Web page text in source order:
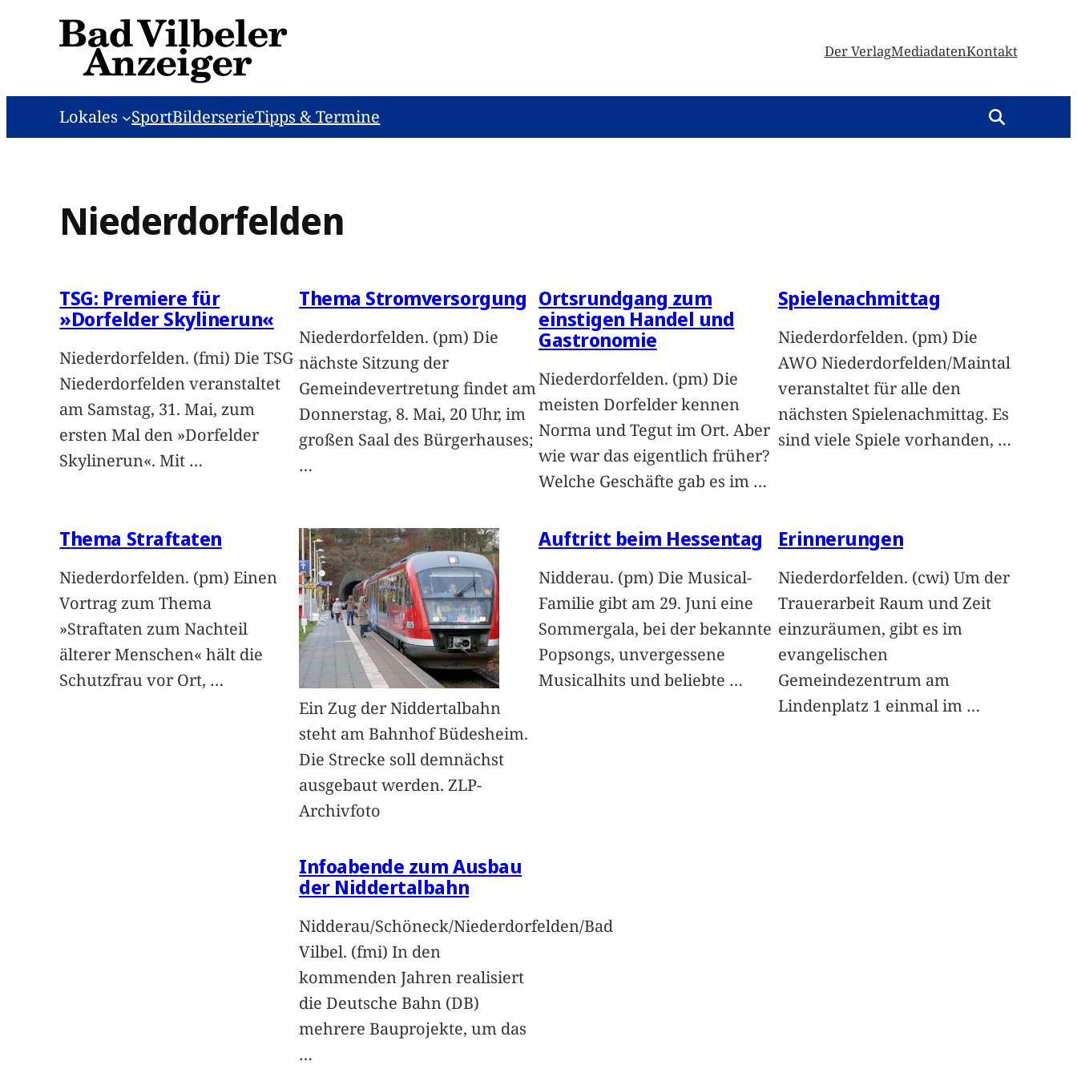
Der VerlagMediadatenKontakt
Lokales SportBilderserieTipps & Termine
Niederdorfelden
TSG: Premiere für
»Dorfelder Skylinerun«
Niederdorfelden. (fmi) Die TSG
Niederdorfelden veranstaltet
am Samstag, 31. Mai, zum
ersten Mal den »Dorfelder
Skylinerun«. Mit …
Thema Stromversorgung
Niederdorfelden. (pm) Die
nächste Sitzung der
Gemeindevertretung findet am
Donnerstag, 8. Mai, 20 Uhr, im
großen Saal des Bürgerhauses;
…
Ortsrundgang zum
einstigen Handel und
Gastronomie
Niederdorfelden. (pm) Die
meisten Dorfelder kennen
Norma und Tegut im Ort. Aber
wie war das eigentlich früher?
Welche Geschäfte gab es im …
Spielenachmittag
Niederdorfelden. (pm) Die
AWO Niederdorfelden/Maintal
veranstaltet für alle den
nächsten Spielenachmittag. Es
sind viele Spiele vorhanden, …
Thema Straftaten
Niederdorfelden. (pm) Einen
Vortrag zum Thema
»Straftaten zum Nachteil
älterer Menschen« hält die
Schutzfrau vor Ort, …
Ein Zug der Niddertalbahn
steht am Bahnhof Büdesheim.
Die Strecke soll demnächst
ausgebaut werden. ZLP-
Archivfoto
Infoabende zum Ausbau
der Niddertalbahn
Nidderau/Schöneck/Niederdorfelden/Bad
Vilbel. (fmi) In den
kommenden Jahren realisiert
die Deutsche Bahn (DB)
mehrere Bauprojekte, um das
…
Auftritt beim Hessentag
Nidderau. (pm) Die Musical-
Familie gibt am 29. Juni eine
Sommergala, bei der bekannte
Popsongs, unvergessene
Musicalhits und beliebte …
Erinnerungen
Niederdorfelden. (cwi) Um der
Trauerarbeit Raum und Zeit
einzuräumen, gibt es im
evangelischen
Gemeindezentrum am
Lindenplatz 1 einmal im …